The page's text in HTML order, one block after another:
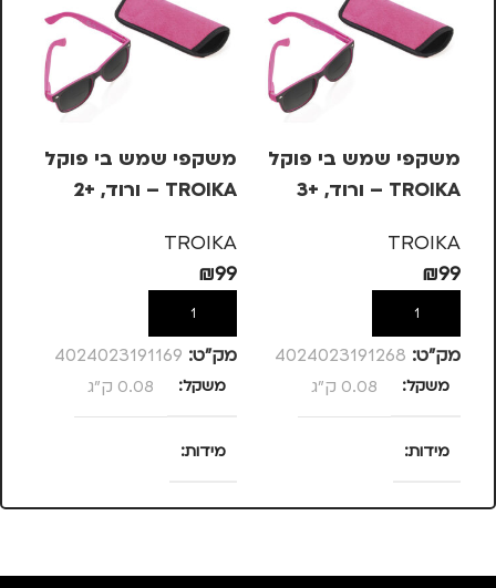
משקפי שמש בי פוקל
TROIKA – ורוד, +3
TROIKA
₪99
הוספה לסל
מק”ט: 4024023191268
משקל 0.08 ק"ג
מידות
25 × 13.5 × 4
משקפי שמש בי פוקל
TROIKA – ורוד, +2
TROIKA
₪99
הוספה לסל
מק”ט: 4024023191169
משקל 0.08 ק"ג
מידות
25 × 13.5 × 4